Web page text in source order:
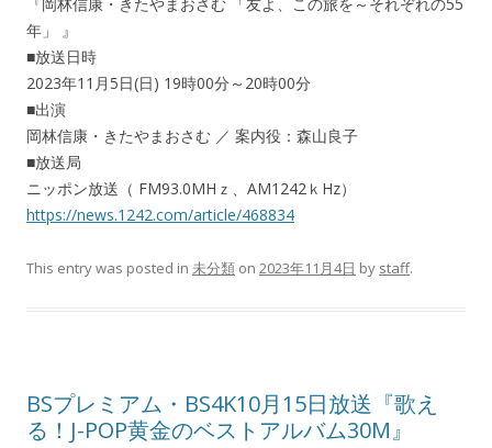
年」 』
■放送日時
2023年11月5日(日) 19時00分～20時00分
■出演
岡林信康・きたやまおさむ ／ 案内役：森山良子
■放送局
ニッポン放送（ FM93.0MHｚ、AM1242ｋHz）
https://news.1242.com/article/468834
This entry was posted in 未分類 on 2023年11月4日 by staff.
BSプレミアム・BS4K10月15日放送『歌え
る！J-POP黄金のベストアルバム30M』